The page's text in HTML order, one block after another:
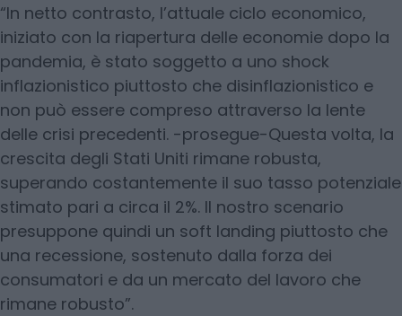
“In netto contrasto, l’attuale ciclo economico,
iniziato con la riapertura delle economie dopo la
pandemia, è stato soggetto a uno shock
inflazionistico piuttosto che disinflazionistico e
non può essere compreso attraverso la lente
delle crisi precedenti. -prosegue-Questa volta, la
crescita degli Stati Uniti rimane robusta,
superando costantemente il suo tasso potenziale
stimato pari a circa il 2%. Il nostro scenario
presuppone quindi un soft landing piuttosto che
una recessione, sostenuto dalla forza dei
consumatori e da un mercato del lavoro che
rimane robusto”.